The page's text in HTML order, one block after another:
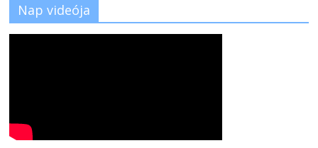
Nap videója